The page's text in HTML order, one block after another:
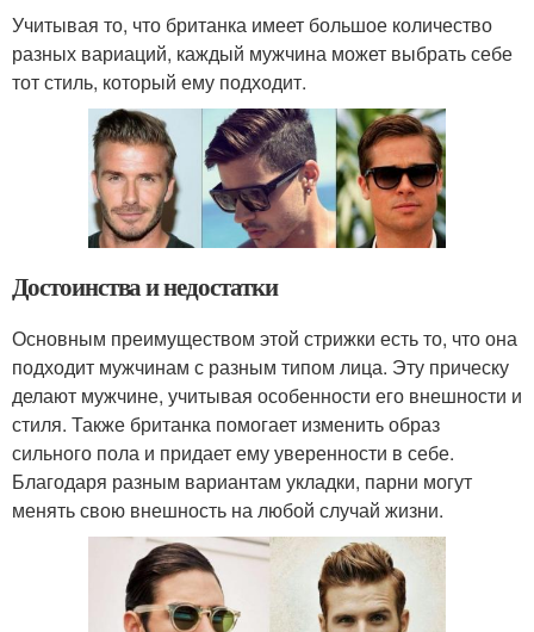
Учитывая то, что британка имеет большое количество
разных вариаций, каждый мужчина может выбрать себе
тот стиль, который ему подходит.
Достоинства и недостатки
Основным преимуществом этой стрижки есть то, что она
подходит мужчинам с разным типом лица. Эту прическу
делают мужчине, учитывая особенности его внешности и
стиля. Также британка помогает изменить образ
сильного пола и придает ему уверенности в себе.
Благодаря разным вариантам укладки, парни могут
менять свою внешность на любой случай жизни.